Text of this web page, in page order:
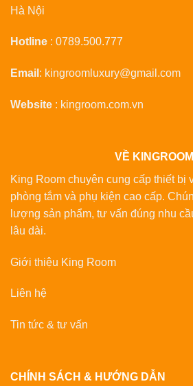
Hà Nội
Hotline : 0789.500.777
Email : kingroomluxury@gmail.com
Website : kingroom.com.vn
VỀ KINGROOM
King Room chuyên cung cấp thiết bị
phòng tắm và phụ kiện cao cấp.
lượng sản phẩm, tư vấn đúng nhu
lâu dài.
Giới thiệu King Room
Liên hệ
Tin tức & tư vấn
CHÍNH SÁCH & HƯỚNG DẪN